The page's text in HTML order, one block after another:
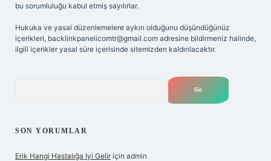
bu sorumluluğu kabul etmiş sayılırlar.
Hukuka ve yasal düzenlemelere aykırı olduğunu düşündüğünüz
içerikleri, backlinkpanelicomtr@gmail.com adresine bildirmeniz halinde,
ilgili içerikler yasal süre içerisinde sitemizden kaldırılacaktır.
SON YORUMLAR
Erik Hangi Hastalığa Iyi Gelir için admin